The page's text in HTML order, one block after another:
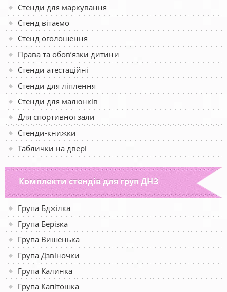
Стенди для маркування
Стенд вітаємо
Стенд оголошення
Права та обов’язки дитини
Стенди атестаційні
Стенди для ліплення
Стенди для малюнків
Для спортивної зали
Стенди-книжки
Таблички на двері
Комплекти стендів для груп ДНЗ
Група Бджілка
Група Берізка
Група Вишенька
Група Дзвіночки
Група Калинка
Група Капітошка